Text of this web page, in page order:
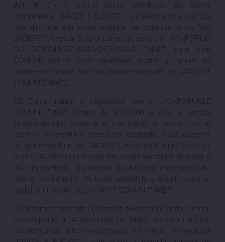
Art. 6.
(1) În cadrul jocului electronic de loterie
momentană "CRAZY 5 BUCKS" , jucătorul poate câștiga
una din cele trei sume stabilite de organizator ca fiind
JACKPOT. Acesta făcând parte din seria de JACKPOT-URI
CU DENUMIREA CONVENȚIONALĂ: "MAD", care sunt
COMUNE pentru toate varietățile, edițiile și tipurile de
bilete electronice care au stabilite un astfel de JACKPOT
COMUN ("MAD").
(2) Suma inițială a câștigurilor pentru JACKPOT-URILE
COMUNE "MAD" începe de la 10.000 lei (dar, la decizia
Organizatorului, poate fi și mai mare) și crește treptat
până în momentul în care este câștigată. După aceasta,
se generează un nou JACKPOT, cu o nouă sumă de start.
Suma JACKPOT-ului crește din contul alocărilor de până la
1% din veniturile din vânzări ale biletelor electronice de
loterie momentană, de toate varietățile și tipurile, care au
stabilite un astfel de JACKPOT COMUN ("MAD").
(3) Mărimea prestației (sumelor alocate) în fondul comun
de acoperire a JACKPOT-URILOR "MAD", din cadrul tuturor
varietăților de bilete electronice de loterie momentană